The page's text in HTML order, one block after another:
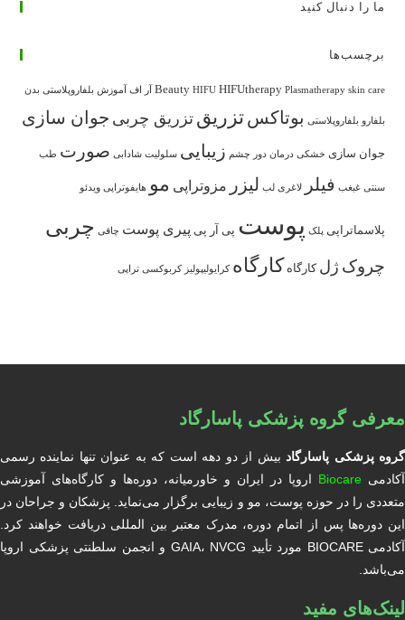
ما را دنبال کنید
تب
جدید
تب
جدید
تب
جدید
تب
جدید
تب
جدید
برچسب‌ها
Beauty HIFU HIFUtherapy Plasmatherapy skin care آر اف آموزش بلفاروپلاستی بدن
بلفارو بلفاروپلاستی بوتاکس تزریق تزریق چربی جوان سازی
جوان سازی خشکی درمان دور چشم زیبایی سلولیت شادابی صورت طب
سنتی غبغب فیلر لاغری لب لیزر مزوتراپی مو هایفوتراپی ویدئو
پلاسماتراپی پلک پوست پی آر پی پیری پوست چاقی چربی
چروک ژل کارگاه کارگاه کرایولیپولیز کربوکسی تراپی
معرفی گروه پزشکی پاسارگاد
گروه پزشکی پاسارگادبیش از دو دهه است که به عنوان تنها نماینده رسمی
آکادمی Biocare اروپا در ایران و خاورمیانه، دوره‌ها و کارگاه‌های آموزشی
متعددی را در حوزه پوست، مو و زیبایی برگزار می‌نماید. پزشکان و جراحان در
این دوره‌ها پس از اتمام دوره، مدرک معتبر بین المللی دریافت خواهند کرد.
آکادمی BIOCARE مورد تأیید GAIA، NVCG و انجمن سلطنتی پزشکی اروپا
می‌باشد.
لینک‌های مفید